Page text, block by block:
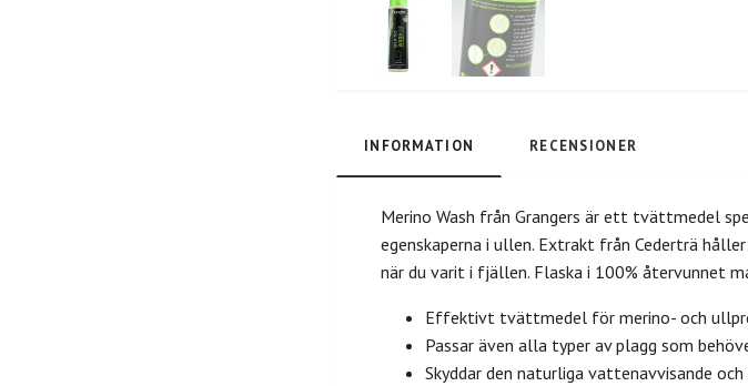
INFORMATION RECENSIONER
Merino Wash från Grangers är ett tvättmedel
egenskaperna i ullen. Extrakt från Cederträ
när du varit i fjällen. Flaska i 100% återvunnet
Effektivt tvättmedel för merino- och
Passar även alla typer av plagg som
Skyddar den naturliga vattenavvisande